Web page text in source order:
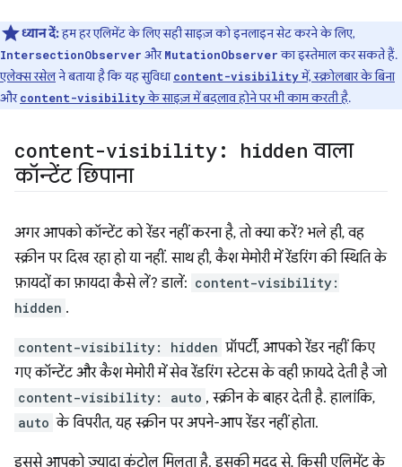
ध्यान दें:हम हर एलिमेंट के लिए सही साइज़ को इनलाइन सेट करने के लिए,
IntersectionObserver औरMutationObserverका इस्तेमाल कर सकते हैं.
एलेक्स रसेलने बताया है कि यह सुविधाcontent-visibilityमें, स्क्रोलबार के बिना
औरcontent-visibilityके साइज़ में बदलाव होने पर भी काम करती है.
content-visibility: hidden वाला
कॉन्टेंट छिपाना
अगर आपको कॉन्टेंट को रेंडर नहीं करना है, तो क्या करें? भले ही, वह
स्क्रीन पर दिख रहा हो या नहीं. साथ ही, कैश मेमोरी में रेंडरिंग की स्थिति के
फ़ायदों का फ़ायदा कैसे लें? डालें: content-visibility:
hidden .
content-visibility: hidden प्रॉपर्टी, आपको रेंडर नहीं किए
गए कॉन्टेंट और कैश मेमोरी में सेव रेंडरिंग स्टेटस के वही फ़ायदे देती है जो
content-visibility: auto , स्क्रीन के बाहर देती है. हालांकि,
auto के विपरीत, यह स्क्रीन पर अपने-आप रेंडर नहीं होता.
इससे आपको ज़्यादा कंट्रोल मिलता है. इसकी मदद से, किसी एलिमेंट के